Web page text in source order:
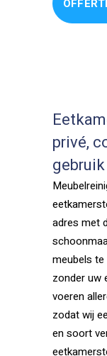
privé,
gebruik
adres met
meubels
zonder uw
voeren
zodat wij
en soort